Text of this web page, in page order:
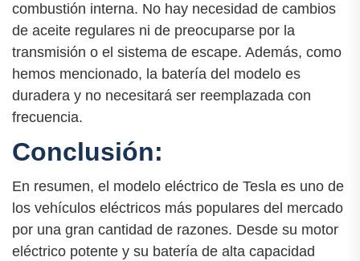
combustión interna. No hay necesidad de cambios
de aceite regulares ni de preocuparse por la
transmisión o el sistema de escape. Además, como
hemos mencionado, la batería del modelo es
duradera y no necesitará ser reemplazada con
frecuencia.
Conclusión:
En resumen, el modelo eléctrico de Tesla es uno de
los vehículos eléctricos más populares del mercado
por una gran cantidad de razones. Desde su motor
eléctrico potente y su batería de alta capacidad